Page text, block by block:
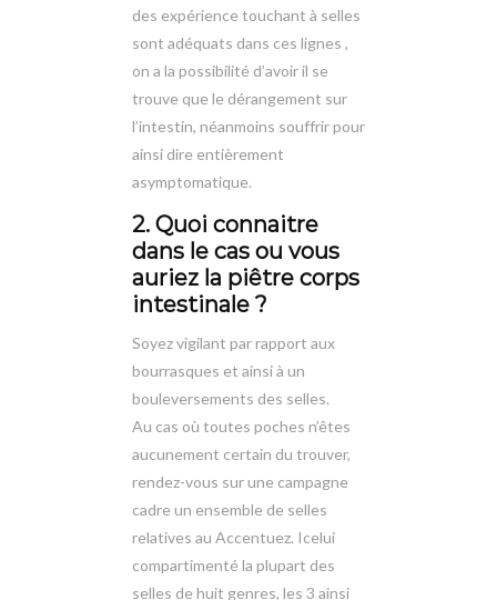
des expérience touchant à selles
sont adéquats dans ces lignes ,
on a la possibilité d’avoir il se
trouve que le dérangement sur
l’intestin, néanmoins souffrir pour
ainsi dire entièrement
asymptomatique.
2. Quoi connaitre
dans le cas ou vous
auriez la piêtre corps
intestinale ?
Soyez vigilant par rapport aux
bourrasques et ainsi à un
bouleversements des selles.
Au cas où toutes poches n’êtes
aucunement certain du trouver,
rendez-vous sur une campagne
cadre un ensemble de selles
relatives au Accentuez. Icelui
compartimenté la plupart des
selles de huit genres, les 3 ainsi